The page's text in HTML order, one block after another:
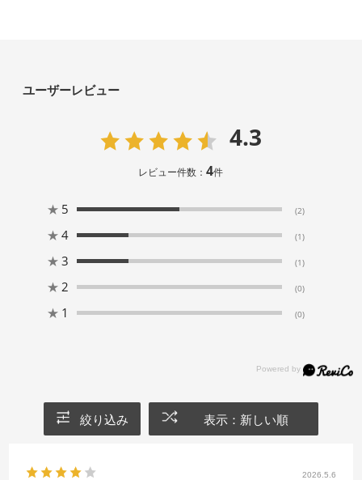
ユーザーレビュー
4.3
レビュー件数：4件
★ 5 (2)
★ 4 (1)
★ 3 (1)
★ 2 (0)
★ 1 (0)
絞り込み 表示：新しい順
2026.5.6